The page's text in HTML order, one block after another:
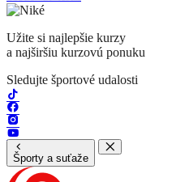
Užite si najlepšie kurzy
a najširšiu kurzovú ponuku
Sledujte športové udalosti
Športy a suťaže